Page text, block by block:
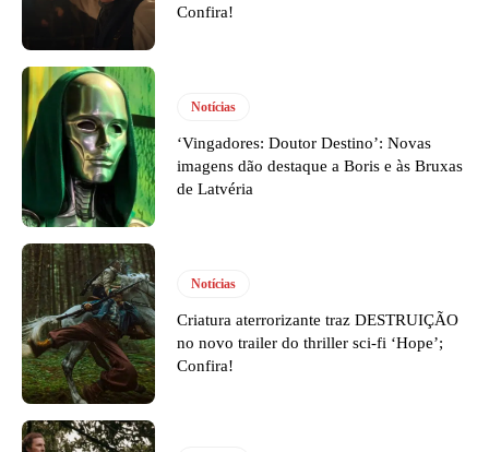
Confira!
Notícias
‘Vingadores: Doutor Destino’: Novas
imagens dão destaque a Boris e às Bruxas
de Latvéria
Notícias
Criatura aterrorizante traz DESTRUIÇÃO
no novo trailer do thriller sci-fi ‘Hope’;
Confira!